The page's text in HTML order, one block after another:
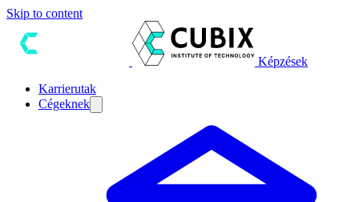
Skip to content
Képzések
Karrierutak
Cégeknek